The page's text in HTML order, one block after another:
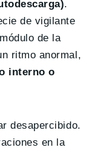
.
de vigilante
de la
ritmo anormal,
interno o
desapercibido.
en la